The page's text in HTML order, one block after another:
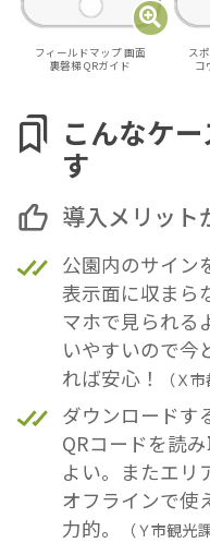
フィールドマップ画面
裏磐梯 QRガイド
ス
コ
こんなケ
す
導入メリット
公園内のサイン
表示面に収まら
マホで見られる
いやすいので今
れば安心！
（Ｘ
ダウンロードす
QRコードを読
よい。またエリ
オフラインで使
力的。
（Ｙ市観光課